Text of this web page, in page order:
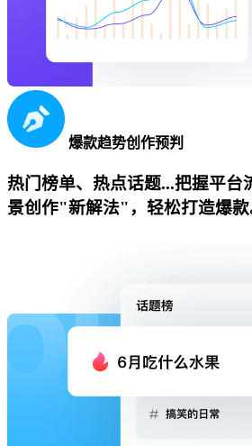
爆款趋势创作预判
热门榜单、热点话题...把握平台
景创作"新解法"，轻松打造爆款